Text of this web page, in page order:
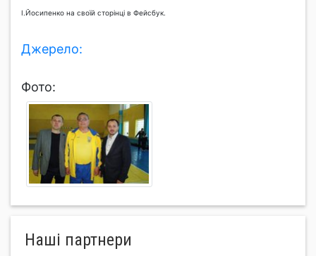
І.Йосипенко на своїй сторінці в Фейсбук.
Джерело:
Фото:
Нашi партнери